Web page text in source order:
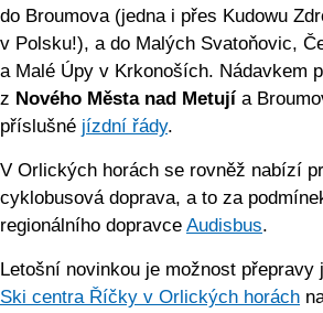
do Broumova (jedna i přes Kudowu
v Polsku!), a do Malých Svatoňovic,
a Malé Úpy v Krkonoších. Nádavkem
z Nového Města nad Metují a
příslušné jízdní řády.
V Orlických horách se rovněž nabízí
cyklobusová doprava, a to za
regionálního dopravce Audisbus.
Letošní novinkou je možnost přepravy
Ski centra Říčky v Orlických horách